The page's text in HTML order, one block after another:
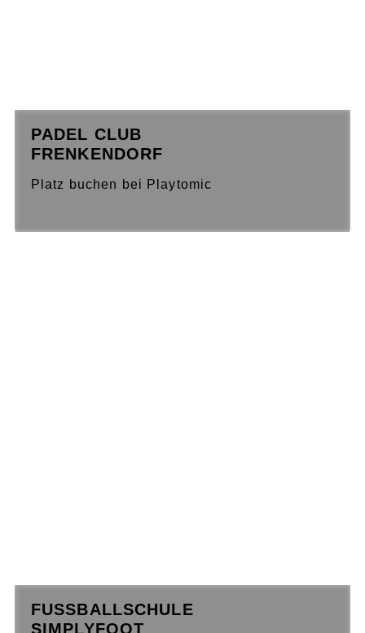
PADEL CLUB
FRENKENDORF
Platz buchen bei Playtomic
FUSSBALLSCHULE
SIMPLYFOOT